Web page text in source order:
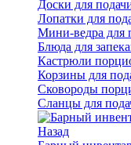
Доски для
Лопатки для
Мини-ведра для
Блюда для
Кастрюли
Корзины для
Сковороды
Сланцы для
Назад